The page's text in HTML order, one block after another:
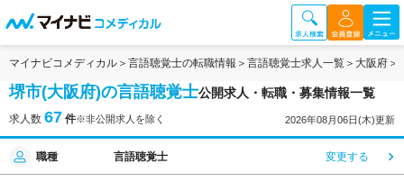
マイナビコメディカル 言語聴覚士の転職情報 言語聴覚士求人一覧 大阪府
堺市(大阪府)の言語聴覚士公開求人・転職・募集情報一覧
求人数 67 件※非公開求人を除く 2026年08月06日(木)更新
職種 言語聴覚士 変更する